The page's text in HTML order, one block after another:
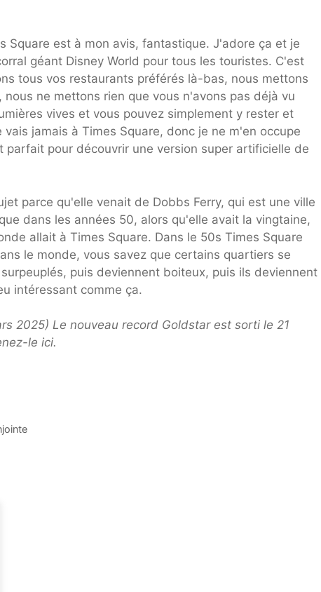
Square est à mon avis, fantastique. J'adore ça et je
géant Disney World pour tous les touristes. C'est
tous vos restaurants préférés là-bas, nous mettons
ne mettons rien que vous n'avons pas déjà vu
vives et vous pouvez simplement y rester et
jamais à Times Square, donc je ne m'en occupe
pour découvrir une version super artificielle de
parce qu'elle venait de Dobbs Ferry, qui est une ville
dans les années 50, alors qu'elle avait la vingtaine,
allait à Times Square. Dans le 50s Times Square
le monde, vous savez que certains quartiers se
puis deviennent boiteux, puis ils deviennent
intéressant comme ça.
2025) Le nouveau record Goldstar est sorti le 21
le ici.